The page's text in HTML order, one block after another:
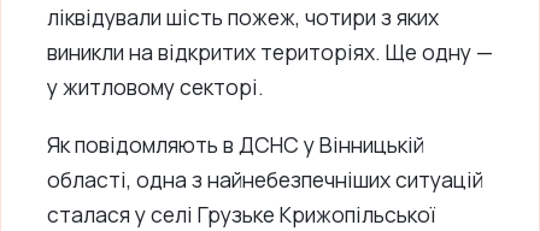
ліквідували шість пожеж, чотири з яких
виникли на відкритих територіях. Ще одну —
у житловому секторі.
Як повідомляють в ДСНС у Вінницькій
області, одна з найнебезпечніших ситуацій
сталася у селі Грузьке Крижопільської